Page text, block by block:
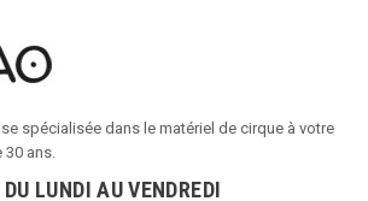
spécialisée dans le matériel de cirque à votre
30 ans.
LUNDI AU VENDREDI